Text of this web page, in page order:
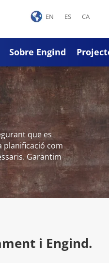
EN ES CA
Sobre Engind
que es
planificació com
Garantim
i Engind.